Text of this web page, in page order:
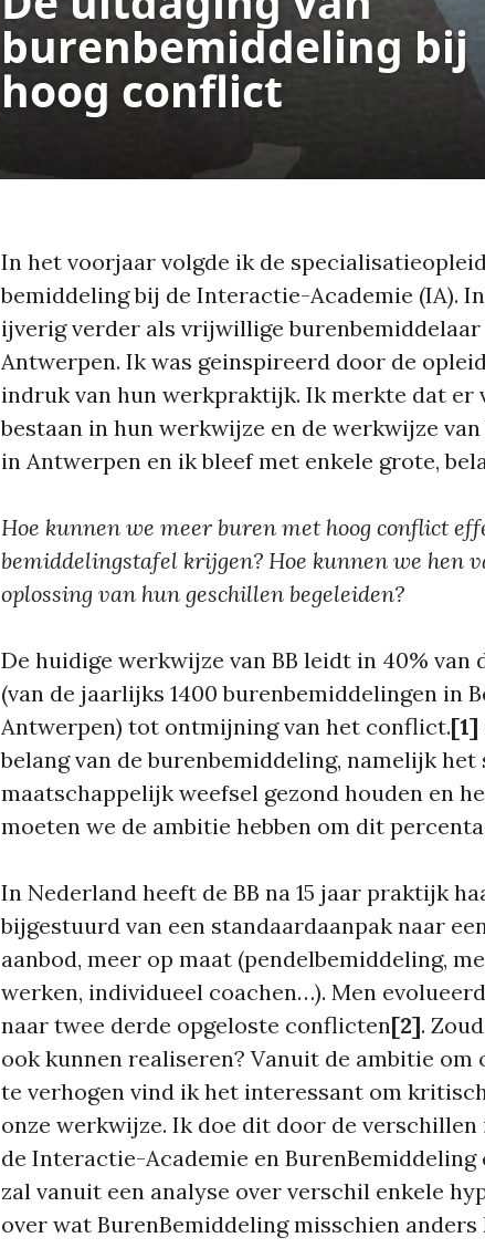
burenbemiddeling bij
hoog conflict
In het voorjaar volgde ik de
bemiddeling bij de Interactie-Academie (IA).
ijverig verder als vrijwillige burenbemiddelaar
Antwerpen. Ik was geinspireerd door de
indruk van hun werkpraktijk. Ik merkte dat er
bestaan in hun werkwijze en de werkwijze
in Antwerpen en ik bleef met enkele grote,
Hoe kunnen we meer buren met hoog conflict
bemiddelingstafel krijgen? Hoe kunnen we hen
oplossing van hun geschillen begeleiden?
De huidige werkwijze van BB leidt in 40% van
(van de jaarlijks 1400 burenbemiddelingen in
Antwerpen) tot ontmijning van het conflict.[1]
belang van de burenbemiddeling, namelijk
maatschappelijk weefsel gezond houden en
moeten we de ambitie hebben om dit
In Nederland heeft de BB na 15 jaar praktijk
bijgestuurd van een standaardaanpak naar
aanbod, meer op maat (pendelbemiddeling,
werken, individueel coachen…). Men
naar twee derde opgeloste conflicten[2].
ook kunnen realiseren? Vanuit de ambitie om
te verhogen vind ik het interessant om
onze werkwijze. Ik doe dit door de
de Interactie-Academie en
zal vanuit een analyse over verschil enkele
over wat BurenBemiddeling misschien anders